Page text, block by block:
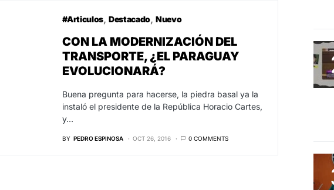
#Articulos Destacado Nuevo
CON LA MODERNIZACIÓN DEL
TRANSPORTE, ¿EL PARAGUAY
EVOLUCIONARÁ?
Buena pregunta para hacerse, la piedra basal ya la
instaló el presidente de la República Horacio Cartes,
y…
BY PEDRO ESPINOSA OCT 26, 2016 0 COMMENTS